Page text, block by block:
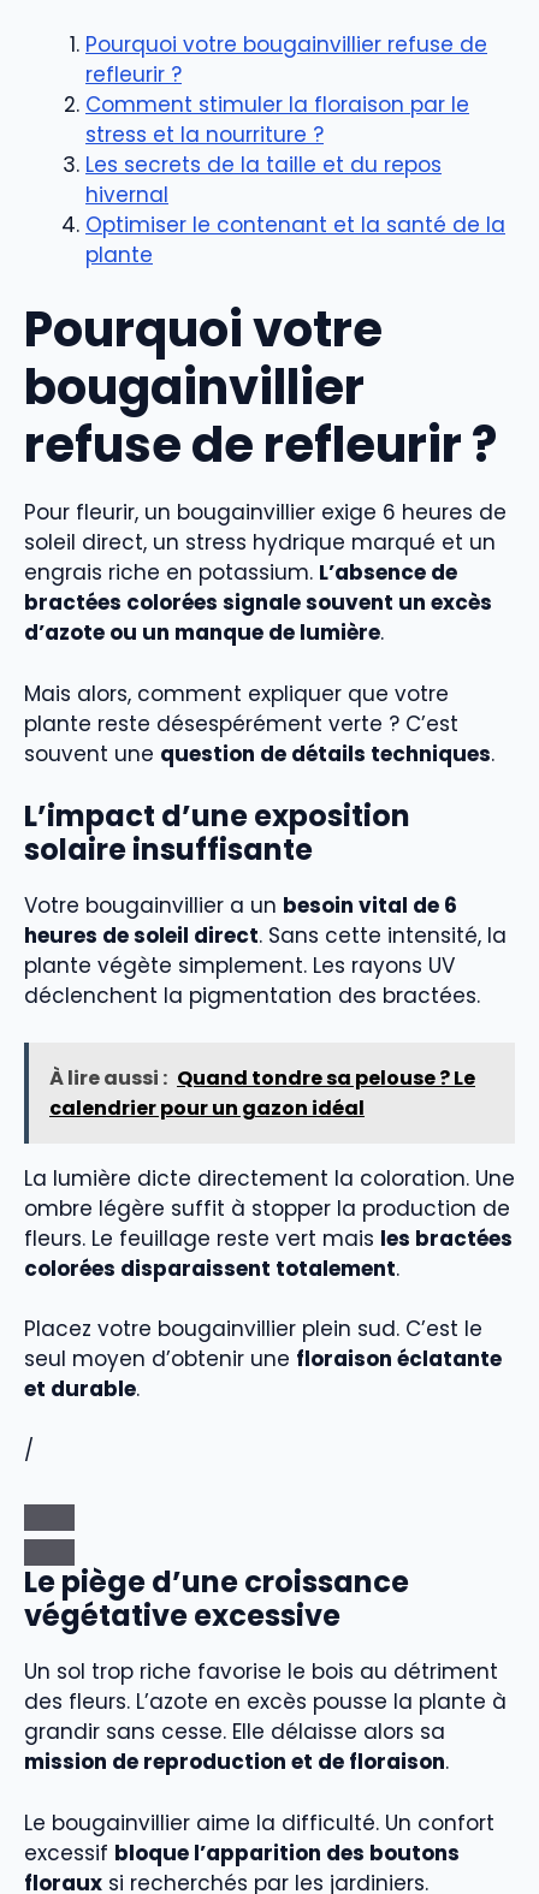
Pourquoi votre bougainvillier refuse de
refleurir ?
Comment stimuler la floraison par le
stress et la nourriture ?
Les secrets de la taille et du repos
hivernal
Optimiser le contenant et la santé de la
plante
Pourquoi votre
bougainvillier
refuse de refleurir ?
Pour fleurir, un bougainvillier exige 6 heures de
soleil direct, un stress hydrique marqué et un
engrais riche en potassium. L’absence de
bractées colorées signale souvent un excès
d’azote ou un manque de lumière.
Mais alors, comment expliquer que votre
plante reste désespérément verte ? C’est
souvent une question de détails techniques.
L’impact d’une exposition
solaire insuffisante
Votre bougainvillier a un besoin vital de 6
heures de soleil direct. Sans cette intensité, la
plante végète simplement. Les rayons UV
déclenchent la pigmentation des bractées.
À lire aussi : Quand tondre sa pelouse ? Le
calendrier pour un gazon idéal
La lumière dicte directement la coloration. Une
ombre légère suffit à stopper la production de
fleurs. Le feuillage reste vert mais les bractées
colorées disparaissent totalement.
Placez votre bougainvillier plein sud. C’est le
seul moyen d’obtenir une floraison éclatante
et durable.
/
Le piège d’une croissance
végétative excessive
Un sol trop riche favorise le bois au détriment
des fleurs. L’azote en excès pousse la plante à
grandir sans cesse. Elle délaisse alors sa
mission de reproduction et de floraison.
Le bougainvillier aime la difficulté. Un confort
excessif bloque l’apparition des boutons
floraux si recherchés par les jardiniers.